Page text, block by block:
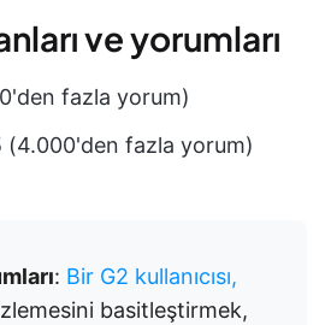
ve yorumları
fazla yorum)
(4.000'den fazla yorum)
: Bir G2 kullanıcısı,
basitleştirmek,